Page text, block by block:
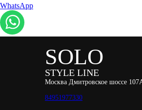
WhatsApp
SOLO
STYLE LINE
Москва Дмитровское шоссе
84951977330